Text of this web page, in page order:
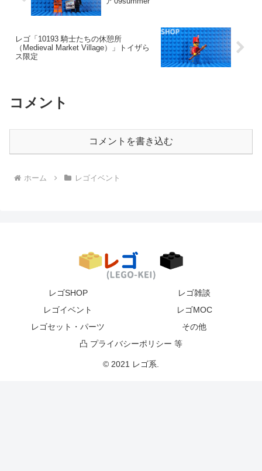
レゴ「10193 騎士たちの休憩所
（Medieval Market Village）」トイザら
ス限定
コメント
コメントを書き込む
ホーム レゴイベント
レゴSHOP
レゴ雑談
レゴイベント
レゴMOC
レゴセット・パーツ
その他
凸 プライバシーポリシー 等
© 2021 レゴ系.